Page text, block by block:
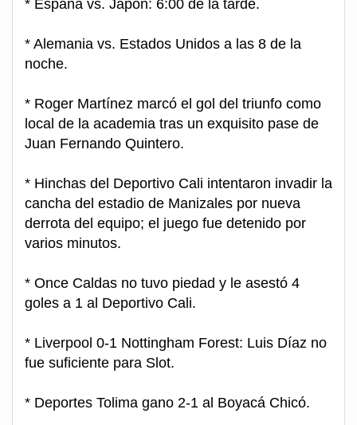
* España vs. Japón: 6:00 de la tarde.
* Alemania vs. Estados Unidos a las 8 de la
noche.
* Roger Martínez marcó el gol del triunfo como
local de la academia tras un exquisito pase de
Juan Fernando Quintero.
* Hinchas del Deportivo Cali intentaron invadir la
cancha del estadio de Manizales por nueva
derrota del equipo; el juego fue detenido por
varios minutos.
* Once Caldas no tuvo piedad y le asestó 4
goles a 1 al Deportivo Cali.
* Liverpool 0-1 Nottingham Forest: Luis Díaz no
fue suficiente para Slot.
* Deportes Tolima gano 2-1 al Boyacá Chicó.